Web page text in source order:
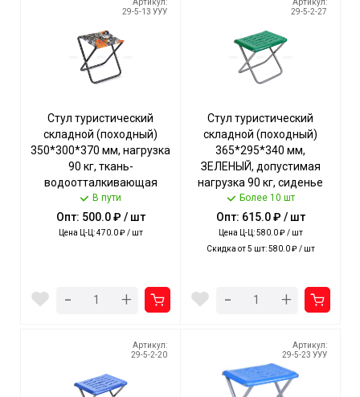
Артикул:
29-5-13 УУУ
Стул туристический
складной (походный)
350*300*370 мм, нагрузка
90 кг, ткань-
водоотталкивающая
пропитка, ЦВ.АССОРТИ
арт. ПС NIKA [5]
В пути
Опт: 500.0 ₽ / шт
Цена Ц-Ц: 470.0 ₽ / шт
- +
Артикул:
29-5-2-27
Стул туристический
складной (походный)
365*295*340 мм,
ЗЕЛЕНЫЙ, допустимая
нагрузка 90 кг, сиденье
пластмасса арт. ПСП4/З
NIKA [5]
Более 10 шт
Опт: 615.0 ₽ / шт
Цена Ц-Ц: 580.0 ₽ / шт
Скидка от 5 шт: 580.0 ₽ / шт
- +
Артикул:
29-5-2-20
Артикул:
29-5-23 УУУ